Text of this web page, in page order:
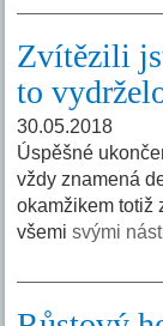
Zvítězili
to
30.05.2018
Úspěšné
vždy znamená
okamžikem totiž
všemisvými